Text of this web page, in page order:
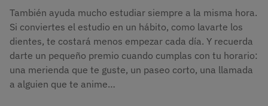
También ayuda mucho estudiar siempre a la misma hora.
Si conviertes el estudio en un hábito, como lavarte los
dientes, te costará menos empezar cada día. Y recuerda
darte un pequeño premio cuando cumplas con tu horario:
una merienda que te guste, un paseo corto, una llamada
a alguien que te anime…